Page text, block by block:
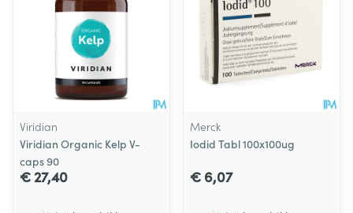
Viridian
Viridian Organic Kelp V-
caps 90
€ 27,40
Merck
Iodid Tabl 100x100ug
€ 6,07